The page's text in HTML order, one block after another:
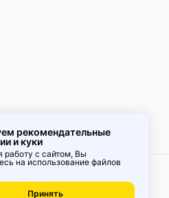
рекомендательные
и куки
работу с сайтом, Вы
на использованиефайлов
Принять